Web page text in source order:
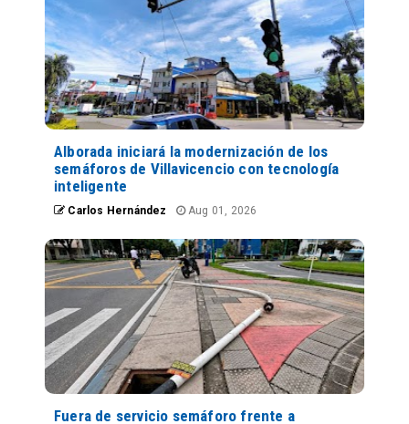
Alborada iniciará la modernización de los
semáforos de Villavicencio con tecnología
inteligente
Carlos Hernández Aug 01, 2026
Fuera de servicio semáforo frente a